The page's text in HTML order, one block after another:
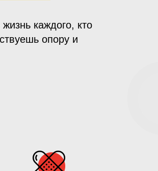
каждого, кто
опору и